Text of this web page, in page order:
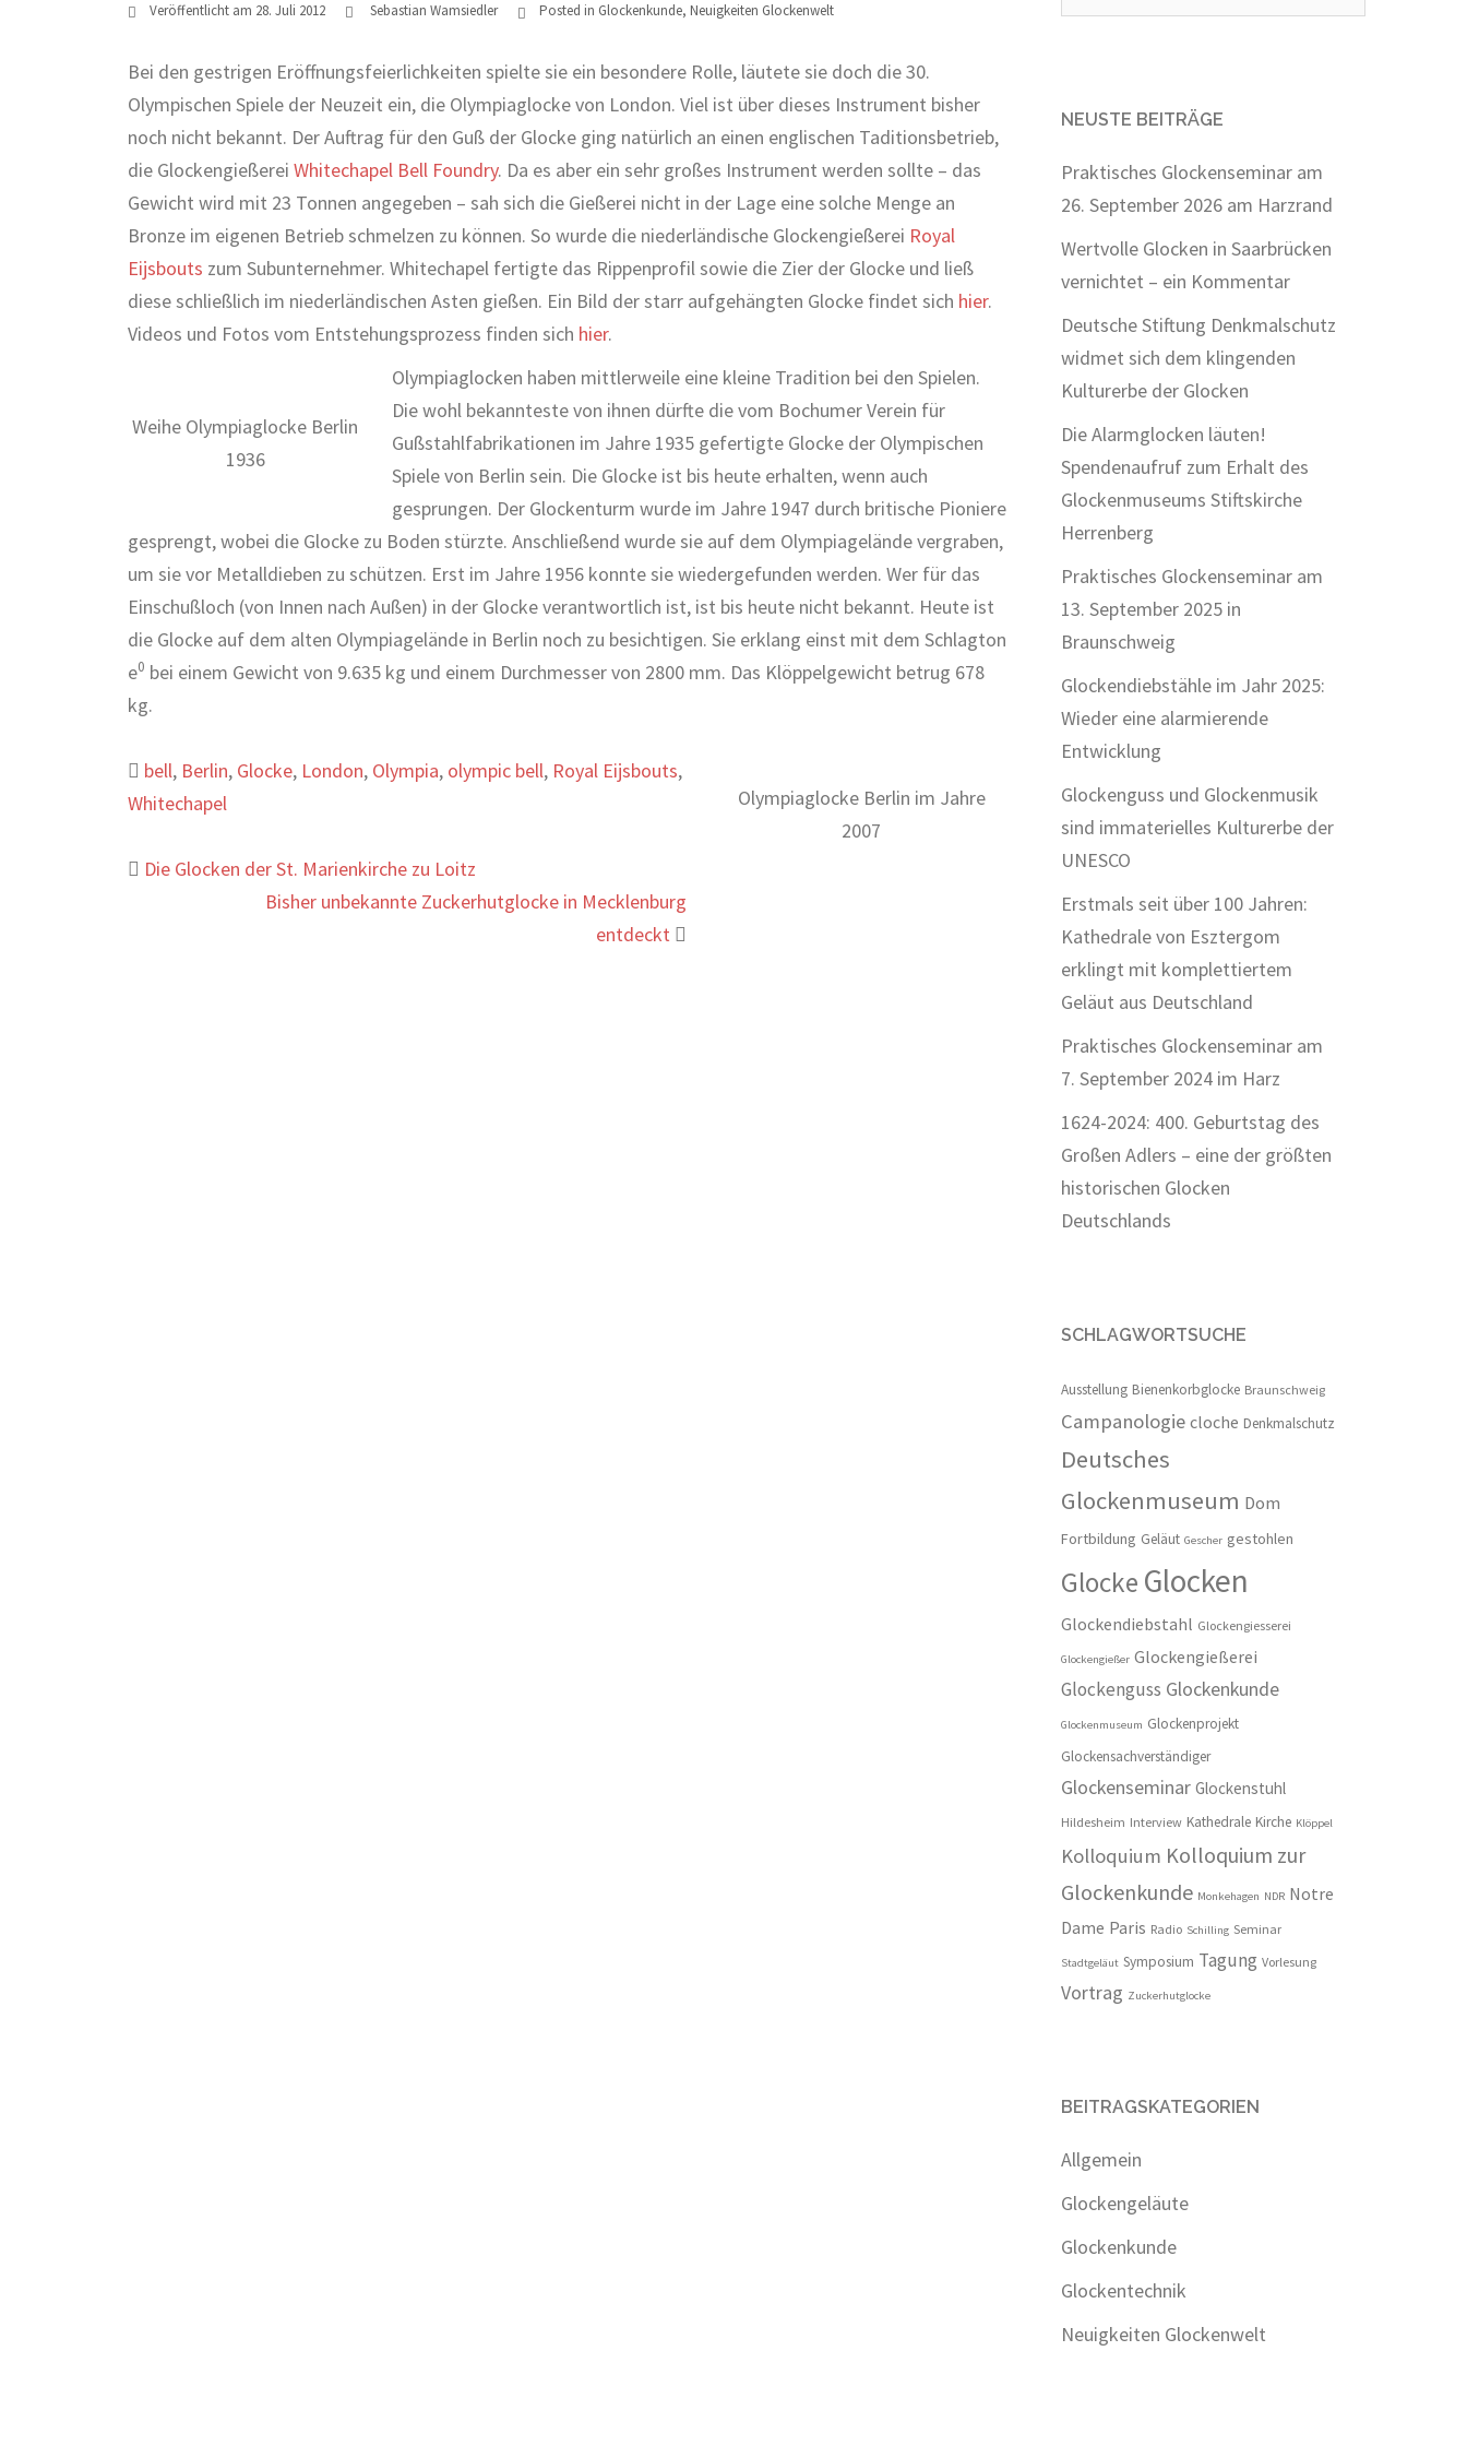
Veröffentlicht am 28. Juli 2012 Sebastian Wamsiedler Posted in Glockenkunde, Neuigkeiten Glockenwelt
Bei den gestrigen Eröffnungsfeierlichkeiten spielte sie ein besondere Rolle, läutete sie doch die 30.
Olympischen Spiele der Neuzeit ein, die Olympiaglocke von London. Viel ist über dieses Instrument bisher
noch nicht bekannt. Der Auftrag für den Guß der Glocke ging natürlich an einen englischen Taditionsbetrieb,
die Glockengießerei Whitechapel Bell Foundry. Da es aber ein sehr großes Instrument werden sollte – das
Gewicht wird mit 23 Tonnen angegeben – sah sich die Gießerei nicht in der Lage eine solche Menge an
Bronze im eigenen Betrieb schmelzen zu können. So wurde die niederländische Glockengießerei Royal
Eijsbouts zum Subunternehmer. Whitechapel fertigte das Rippenprofil sowie die Zier der Glocke und ließ
diese schließlich im niederländischen Asten gießen. Ein Bild der starr aufgehängten Glocke findet sich hier.
Videos und Fotos vom Entstehungsprozess finden sich hier.
Weihe Olympiaglocke Berlin
1936
Olympiaglocken haben mittlerweile eine kleine Tradition bei den Spielen.
Die wohl bekannteste von ihnen dürfte die vom Bochumer Verein für
Gußstahlfabrikationen im Jahre 1935 gefertigte Glocke der Olympischen
Spiele von Berlin sein. Die Glocke ist bis heute erhalten, wenn auch
gesprungen. Der Glockenturm wurde im Jahre 1947 durch britische Pioniere
gesprengt, wobei die Glocke zu Boden stürzte. Anschließend wurde sie auf dem Olympiagelände vergraben,
um sie vor Metalldieben zu schützen. Erst im Jahre 1956 konnte sie wiedergefunden werden. Wer für das
Einschußloch (von Innen nach Außen) in der Glocke verantwortlich ist, ist bis heute nicht bekannt. Heute ist
die Glocke auf dem alten Olympiagelände in Berlin noch zu besichtigen. Sie erklang einst mit dem Schlagton
e0 bei einem Gewicht von 9.635 kg und einem Durchmesser von 2800 mm. Das Klöppelgewicht betrug 678
kg.
Olympiaglocke Berlin im Jahre
2007
bell, Berlin, Glocke, London, Olympia, olympic bell, Royal Eijsbouts,
Whitechapel
Beitrags-
Navigation
Die Glocken der St. Marienkirche zu Loitz
Bisher unbekannte Zuckerhutglocke in Mecklenburg
entdeckt
nach:
NEUSTE BEITRÄGE
Praktisches Glockenseminar am
26. September 2026 am Harzrand
Wertvolle Glocken in Saarbrücken
vernichtet – ein Kommentar
Deutsche Stiftung Denkmalschutz
widmet sich dem klingenden
Kulturerbe der Glocken
Die Alarmglocken läuten!
Spendenaufruf zum Erhalt des
Glockenmuseums Stiftskirche
Herrenberg
Praktisches Glockenseminar am
13. September 2025 in
Braunschweig
Glockendiebstähle im Jahr 2025:
Wieder eine alarmierende
Entwicklung
Glockenguss und Glockenmusik
sind immaterielles Kulturerbe der
UNESCO
Erstmals seit über 100 Jahren:
Kathedrale von Esztergom
erklingt mit komplettiertem
Geläut aus Deutschland
Praktisches Glockenseminar am
7. September 2024 im Harz
1624-2024: 400. Geburtstag des
Großen Adlers – eine der größten
historischen Glocken
Deutschlands
SCHLAGWORTSUCHE
Ausstellung Bienenkorbglocke Braunschweig
Campanologie cloche Denkmalschutz
Deutsches
Glockenmuseum Dom
Fortbildung Geläut Gescher gestohlen
Glocke Glocken
Glockendiebstahl Glockengiesserei
Glockengießer Glockengießerei
Glockenguss Glockenkunde
Glockenmuseum Glockenprojekt
Glockensachverständiger
Glockenseminar Glockenstuhl
Hildesheim Interview Kathedrale Kirche Klöppel
Kolloquium Kolloquium zur
Glockenkunde Monkehagen NDR Notre
Dame Paris Radio Schilling Seminar
Stadtgeläut Symposium Tagung Vorlesung
Vortrag Zuckerhutglocke
BEITRAGSKATEGORIEN
Allgemein
Glockengeläute
Glockenkunde
Glockentechnik
Neuigkeiten Glockenwelt